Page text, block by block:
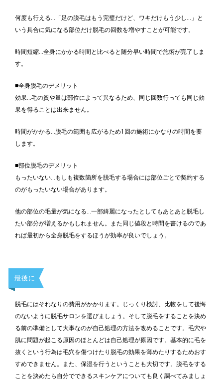
何度も行える…「足の脱毛はもう完璧だけど、ワキだけもう少し…」と
いう具合に気になる部位だけ脱毛の回数を増やすことが可能です。
時間短縮…全身にかかる時間と比べると随分早い時間で施術が完了しま
す。
■全身脱毛のデメリット
効果…毛の質や量は部位によって異なるため、同じ回数行っても同じ効
果を得ることは出来ません。
時間がかかる…脱毛の範囲も広がるため1回の施術にかなりの時間を要
します。
■部位脱毛のデメリット
もったいない…もしも複数箇所を脱毛する場合には部位ごとで契約する
のがもったいない場合があります。
他の部位の毛量が気になる…一部綺麗になったとしてもあとあと脱毛し
たい部分が増えるかもしれません。また同じ値段と時間を書けるのであ
れば最初から全身脱毛をするほうが効率が良いでしょう。
最後に
脱毛にはそれなりの費用がかかります。じっくり検討、比較をして後悔
のないように脱毛サロンを選びましょう。そして脱毛をすることを決め
る前の準備として大事なのが自己処理の方法を改めることです。毛穴や
肌に問題が起こる原因のほとんどは自己処理が原因です。基本的に毛を
抜くという行為は毛穴を傷つけたり脱毛の効果を薄めたりするためおす
すめできません。また、保湿を行うということも大切です。脱毛をする
ことを決めたら自分でできるスキンケアについても良く調べてみましょ